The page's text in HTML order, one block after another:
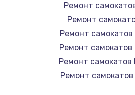
Ремонт
Ремонт
Ремонт самокатов
Ремонт самокатов
Ремонт самокатов
Ремонт самокатов